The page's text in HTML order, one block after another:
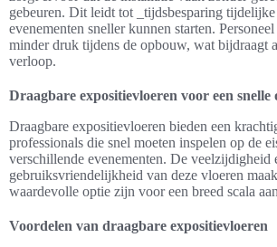
gebeuren. Dit leidt tot _tijdsbesparing
evenementen sneller kunnen starten.
minder druk tijdens de opbouw, wat bijdraagt
verloop.
Draagbare expositievloeren voor een snelle
Draagbare expositievloeren bieden een
professionals die snel moeten inspelen op de
verschillende evenementen. De veelzijdigheid
gebruiksvriendelijkheid van deze vloeren
waardevolle optie zijn voor een breed scala
Voordelen van draagbare expositievloeren